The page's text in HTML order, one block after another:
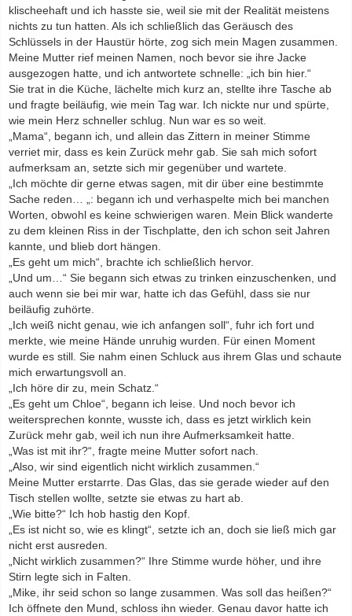
klischeehaft und ich hasste sie, weil sie mit der Realität meistens
nichts zu tun hatten. Als ich schließlich das Geräusch des
Schlüssels in der Haustür hörte, zog sich mein Magen zusammen.
Meine Mutter rief meinen Namen, noch bevor sie ihre Jacke
ausgezogen hatte, und ich antwortete schnelle: „ich bin hier.“
Sie trat in die Küche, lächelte mich kurz an, stellte ihre Tasche ab
und fragte beiläufig, wie mein Tag war. Ich nickte nur und spürte,
wie mein Herz schneller schlug. Nun war es so weit.
„Mama“, begann ich, und allein das Zittern in meiner Stimme
verriet mir, dass es kein Zurück mehr gab. Sie sah mich sofort
aufmerksam an, setzte sich mir gegenüber und wartete.
„Ich möchte dir gerne etwas sagen, mit dir über eine bestimmte
Sache reden… „: begann ich und verhaspelte mich bei manchen
Worten, obwohl es keine schwierigen waren. Mein Blick wanderte
zu dem kleinen Riss in der Tischplatte, den ich schon seit Jahren
kannte, und blieb dort hängen.
„Es geht um mich“, brachte ich schließlich hervor.
„Und um…“ Sie begann sich etwas zu trinken einzuschenken, und
auch wenn sie bei mir war, hatte ich das Gefühl, dass sie nur
beiläufig zuhörte.
„Ich weiß nicht genau, wie ich anfangen soll“, fuhr ich fort und
merkte, wie meine Hände unruhig wurden. Für einen Moment
wurde es still. Sie nahm einen Schluck aus ihrem Glas und schaute
mich erwartungsvoll an.
„Ich höre dir zu, mein Schatz.“
„Es geht um Chloe“, begann ich leise. Und noch bevor ich
weitersprechen konnte, wusste ich, dass es jetzt wirklich kein
Zurück mehr gab, weil ich nun ihre Aufmerksamkeit hatte.
„Was ist mit ihr?“, fragte meine Mutter sofort nach.
„Also, wir sind eigentlich nicht wirklich zusammen.“
Meine Mutter erstarrte. Das Glas, das sie gerade wieder auf den
Tisch stellen wollte, setzte sie etwas zu hart ab.
„Wie bitte?“ Ich hob hastig den Kopf.
„Es ist nicht so, wie es klingt“, setzte ich an, doch sie ließ mich gar
nicht erst ausreden.
„Nicht wirklich zusammen?“ Ihre Stimme wurde höher, und ihre
Stirn legte sich in Falten.
„Mike, ihr seid schon so lange zusammen. Was soll das heißen?“
Ich öffnete den Mund, schloss ihn wieder. Genau davor hatte ich